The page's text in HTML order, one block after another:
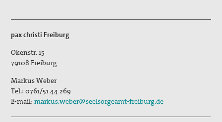
Israel/Palästina
„PEACE TALKS“ – Über Frieden reden
Minderheiten, Migration und Flucht
Rüstungsexporte
Sicherheit neu denken
pax christi Freiburg
Okenstr. 15
79108 Freiburg
Markus Weber
Tel.:0761/51 44 269
E-mail:markus.weber@seelsorgeamt-freiburg.de